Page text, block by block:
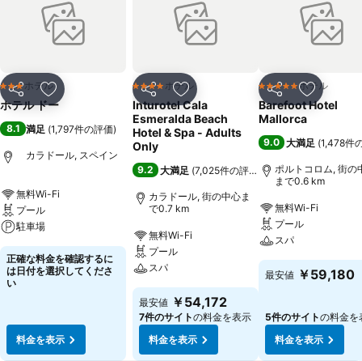
シェア お気に入りに追加
3 ホテルのランク
ホテル
ホテル ドー
8.1 満足 (1,797件の評価)
カラドール, スペイン
無料Wi-Fi
プール
駐車場
正確な料金を確認するに
は日付を選択してくださ
い
料金を表示
シェア お気に入りに追加
4 ホテルのランク
ホテル
Inturotel Cala
Esmeralda Beach
Hotel & Spa - Adults
Only
9.2 大満足 (7,025件の評価
カラドール, 街の中心ま
で0.7 km
無料Wi-Fi
プール
スパ
最安値 ￥54,172
7件のサイトの料金を表示
料金を表示
シェア お気に入
5 ホテルのランク
ホテル
Barefoot Hotel
Mallorca
9.0 大満足 (1,478件
ポルトコロム, 街の
まで0.6 km
無料Wi-Fi
プール
スパ
最安値 ￥59,180
5件のサイトの料金を
料金を表示